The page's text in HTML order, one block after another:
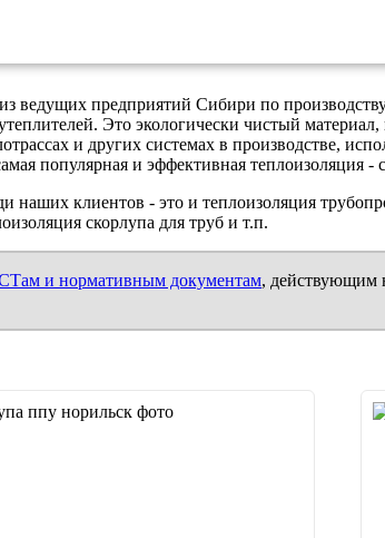
ведущих предприятий Сибири по
Это экологически чистый
и других системах в производстве,
популярная и эффективная теплоизоляция -
клиентов - это и теплоизоляция
скорлупа для труб и т.п.
и нормативным документам, действующим